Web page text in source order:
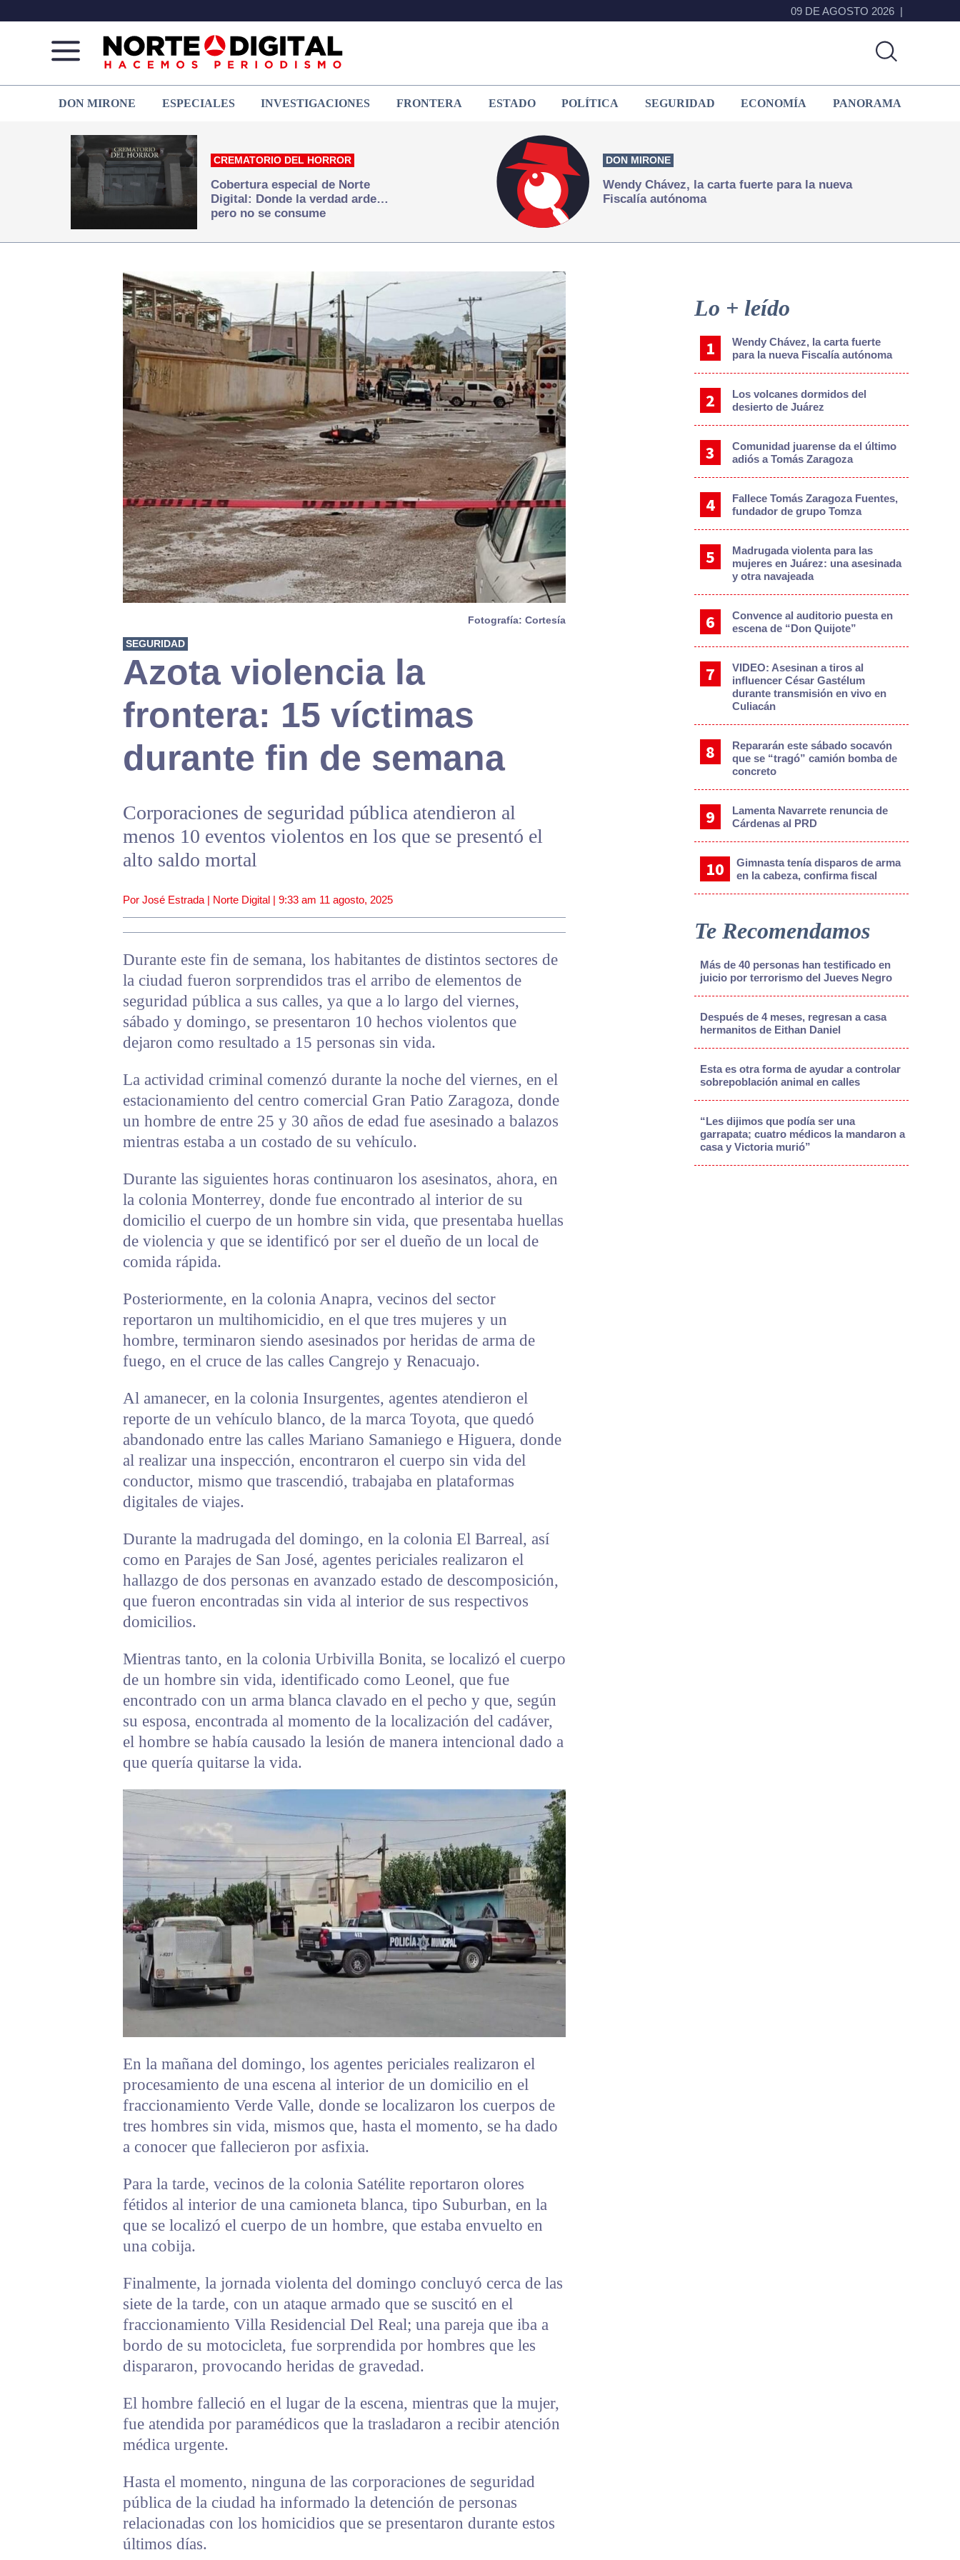
09 DE AGOSTO 2026
de
Juárez
que
hacemos periodismo
DON MIRONE ESPECIALES INVESTIGACIONES FRONTERA ESTADO POLÍTICA SEGURIDAD ECONOMÍA PANORAMA
CREMATORIO DEL HORROR
Cobertura especial de Norte
Digital: Donde la verdad arde…
pero no se consume
DON MIRONE
Wendy Chávez, la carta fuerte para la nueva
Fiscalía autónoma
Fotografía: Cortesía
SEGURIDAD
Azota violencia la
frontera: 15 víctimas
durante fin de semana
Corporaciones de seguridad pública atendieron al
menos 10 eventos violentos en los que se presentó el
alto saldo mortal
Por José Estrada | Norte Digital | 9:33 am 11 agosto, 2025
Durante este fin de semana, los habitantes de distintos sectores de
la ciudad fueron sorprendidos tras el arribo de elementos de
seguridad pública a sus calles, ya que a lo largo del viernes,
sábado y domingo, se presentaron 10 hechos violentos que
dejaron como resultado a 15 personas sin vida.
La actividad criminal comenzó durante la noche del viernes, en el
estacionamiento del centro comercial Gran Patio Zaragoza, donde
un hombre de entre 25 y 30 años de edad fue asesinado a balazos
mientras estaba a un costado de su vehículo.
Durante las siguientes horas continuaron los asesinatos, ahora, en
la colonia Monterrey, donde fue encontrado al interior de su
domicilio el cuerpo de un hombre sin vida, que presentaba huellas
de violencia y que se identificó por ser el dueño de un local de
comida rápida.
Posteriormente, en la colonia Anapra, vecinos del sector
reportaron un multihomicidio, en el que tres mujeres y un
hombre, terminaron siendo asesinados por heridas de arma de
fuego, en el cruce de las calles Cangrejo y Renacuajo.
Al amanecer, en la colonia Insurgentes, agentes atendieron el
reporte de un vehículo blanco, de la marca Toyota, que quedó
abandonado entre las calles Mariano Samaniego e Higuera, donde
al realizar una inspección, encontraron el cuerpo sin vida del
conductor, mismo que trascendió, trabajaba en plataformas
digitales de viajes.
Durante la madrugada del domingo, en la colonia El Barreal, así
como en Parajes de San José, agentes periciales realizaron el
hallazgo de dos personas en avanzado estado de descomposición,
que fueron encontradas sin vida al interior de sus respectivos
domicilios.
Mientras tanto, en la colonia Urbivilla Bonita, se localizó el cuerpo
de un hombre sin vida, identificado como Leonel, que fue
encontrado con un arma blanca clavado en el pecho y que, según
su esposa, encontrada al momento de la localización del cadáver,
el hombre se había causado la lesión de manera intencional dado a
que quería quitarse la vida.
En la mañana del domingo, los agentes periciales realizaron el
procesamiento de una escena al interior de un domicilio en el
fraccionamiento Verde Valle, donde se localizaron los cuerpos de
tres hombres sin vida, mismos que, hasta el momento, se ha dado
a conocer que fallecieron por asfixia.
Para la tarde, vecinos de la colonia Satélite reportaron olores
fétidos al interior de una camioneta blanca, tipo Suburban, en la
que se localizó el cuerpo de un hombre, que estaba envuelto en
una cobija.
Finalmente, la jornada violenta del domingo concluyó cerca de las
siete de la tarde, con un ataque armado que se suscitó en el
fraccionamiento Villa Residencial Del Real; una pareja que iba a
bordo de su motocicleta, fue sorprendida por hombres que les
dispararon, provocando heridas de gravedad.
El hombre falleció en el lugar de la escena, mientras que la mujer,
fue atendida por paramédicos que la trasladaron a recibir atención
médica urgente.
Hasta el momento, ninguna de las corporaciones de seguridad
pública de la ciudad ha informado la detención de personas
relacionadas con los homicidios que se presentaron durante estos
últimos días.
Sidebar
Lo + leído
Wendy Chávez, la carta fuerte
para la nueva Fiscalía autónoma
Los volcanes dormidos del
desierto de Juárez
Comunidad juarense da el último
adiós a Tomás Zaragoza
Fallece Tomás Zaragoza Fuentes,
fundador de grupo Tomza
Madrugada violenta para las
mujeres en Juárez: una asesinada
y otra navajeada
Convence al auditorio puesta en
escena de “Don Quijote”
VIDEO: Asesinan a tiros al
influencer César Gastélum
durante transmisión en vivo en
Culiacán
Repararán este sábado socavón
que se “tragó” camión bomba de
concreto
Lamenta Navarrete renuncia de
Cárdenas al PRD
Gimnasta tenía disparos de arma
en la cabeza, confirma fiscal
Te Recomendamos
Más de 40 personas han testificado en
juicio por terrorismo del Jueves Negro
Después de 4 meses, regresan a casa
hermanitos de Eithan Daniel
Esta es otra forma de ayudar a controlar
sobrepoblación animal en calles
“Les dijimos que podía ser una
garrapata; cuatro médicos la mandaron a
casa y Victoria murió”